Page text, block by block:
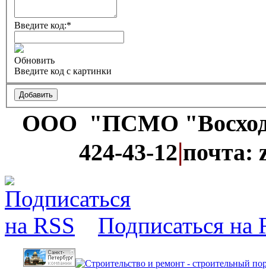
Введите код:*
Обновить
Введите код с картинки
ООО "ПСМО
424-43-12|почта:
Подписаться на